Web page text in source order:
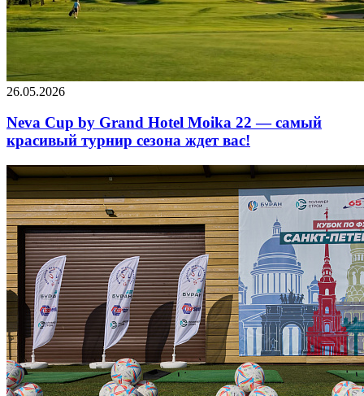
26.05.2026
Neva Cup by Grand Hotel Moika 22 — самый
красивый турнир сезона ждет вас!